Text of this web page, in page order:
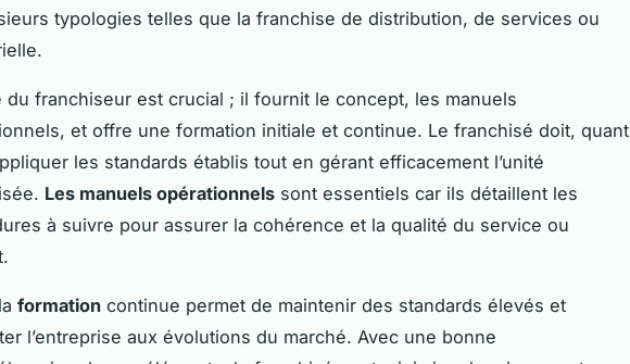
typologies telles que la franchise de distribution, de services ou
du franchiseur est crucial ; il fournit le concept, les manuels
et offre une formation initiale et continue. Le franchisé doit, quant
les standards établis tout en gérant efficacement l’unité
Les manuels opérationnels sont essentiels car ils détaillent les
à suivre pour assurer la cohérence et la qualité du service ou
formation continue permet de maintenir des standards élevés et
l’entreprise aux évolutions du marché. Avec une bonne